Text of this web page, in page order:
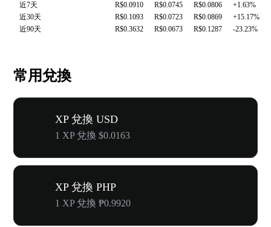
近7天
R$0.0910 R$0.0745 R$0.0806
+1.63%
近30天
R$0.1093 R$0.0723 R$0.0869
+15.17%
近90天
R$0.3632 R$0.0673 R$0.1287 -23.23%
常用兌換
XP 兌換 USD
1 XP 兌換 $0.0163
XP 兌換 PHP
1 XP 兌換 ₱0.9920